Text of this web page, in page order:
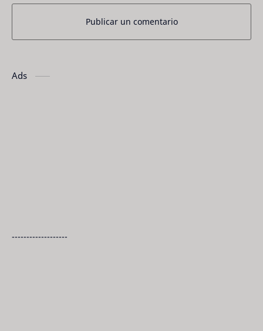
Publicar un comentario
Ads
-------------------